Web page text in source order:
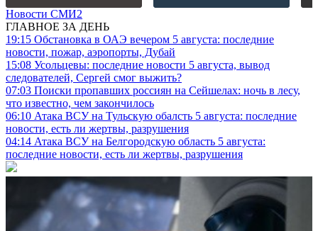
Новости СМИ2
ГЛАВНОЕ ЗА ДЕНЬ
19:15 Обстановка в ОАЭ вечером 5 августа: последние
новости, пожар, аэропорты, Дубай
15:08 Усольцевы: последние новости 5 августа, вывод
следователей, Сергей смог выжить?
07:03 Поиски пропавших россиян на Сейшелах: ночь в лесу,
что известно, чем закончилось
06:10 Атака ВСУ на Тульскую обалсть 5 августа: последние
новости, есть ли жертвы, разрушения
04:14 Атака ВСУ на Белгородскую область 5 августа:
последние новости, есть ли жертвы, разрушения